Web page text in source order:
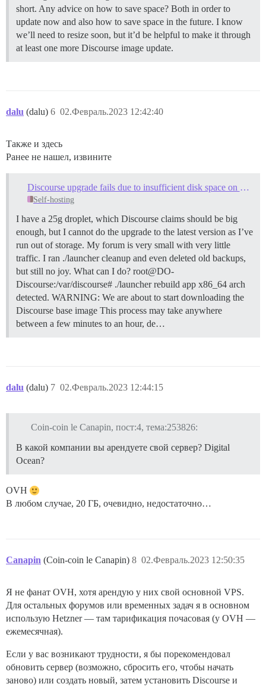
short. Any advice on how to save space? Both in order to
update now and also how to save space in the future. I know
we’ll need to resize soon, but it’d be helpful to make it through
at least one more Discourse image update.
dalu (dalu) 02.Февраль.2023 12:42:40
6
Также и здесь
Ранее не нашел, извините
Discourse upgrade fails due to insufficient disk space on 25G droplet
Self-hosting
I have a 25g droplet, which Discourse claims should be big
enough, but I cannot do the upgrade to the latest version as I’ve
run out of storage. My forum is very small with very little
traffic. I ran ./launcher cleanup and even deleted old backups,
but still no joy. What can I do? root@DO-
Discourse:/var/discourse# ./launcher rebuild app x86_64 arch
detected. WARNING: We are about to start downloading the
Discourse base image This process may take anywhere
between a few minutes to an hour, de…
dalu (dalu) 02.Февраль.2023 12:44:15
7
Coin-coin le Canapin, пост:4, тема:253826:
В какой компании вы арендуете свой сервер? Digital
Ocean?
OVH
В любом случае, 20 ГБ, очевидно, недостаточно…
Canapin (Coin-coin le Canapin) 02.Февраль.2023 12:50:35
8
Я не фанат OVH, хотя арендую у них свой основной VPS.
Для остальных форумов или временных задач я в основном
использую Hetzner — там тарификация почасовая (у OVH —
ежемесячная).
Если у вас возникают трудности, я бы порекомендовал
обновить сервер (возможно, сбросить его, чтобы начать
заново) или создать новый, затем установить Discourse и